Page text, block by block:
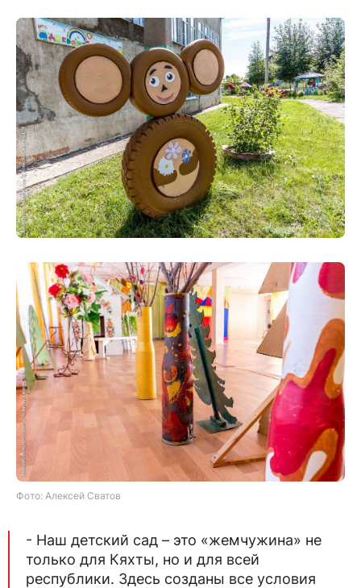
Фото: Алексей Сватов
- Наш детский сад – это «жемчужина» не
только для Кяхты, но и для всей
республики. Здесь созданы все условия